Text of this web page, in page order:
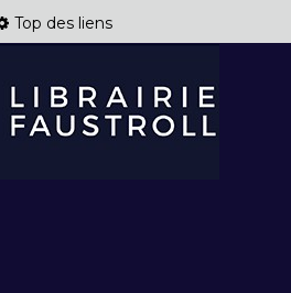
Top des liens